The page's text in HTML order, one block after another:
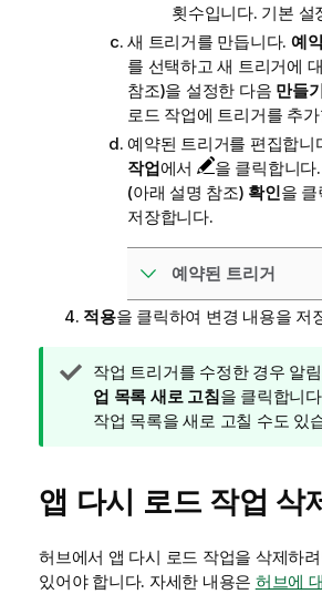
횟수입니다. 기본 설
새 트리거를 만듭니다. 예
를 선택하고 새 트리거에
참조)을 설정한 다음 만들
로드 작업에 트리거를 추
예약된 트리거를 편집합니
작업에서
을 클릭합니다
(아래 설명 참조) 확인을
저장합니다.
예약된 트리거
적용을 클릭하여 변경 내용을 저
팁
메
모
작업 트리거를 수정한 경우 알
업 목록 새로 고침을 클릭합니
작업 목록을 새로 고칠 수도 있
앱 다시 로드 작업 삭
허브에서 앱 다시 로드 작업을 삭제하
있어야 합니다. 자세한 내용은 허브에